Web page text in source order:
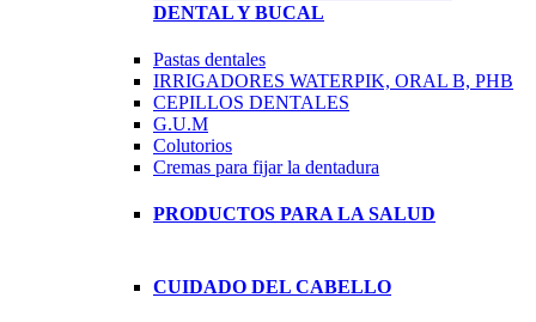
DENTAL Y BUCAL
Pastas dentales
IRRIGADORES WATERPIK, ORAL B, PHB
CEPILLOS DENTALES
G.U.M
Colutorios
Cremas para fijar la dentadura
PRODUCTOS PARA LA SALUD
CUIDADO DEL CABELLO